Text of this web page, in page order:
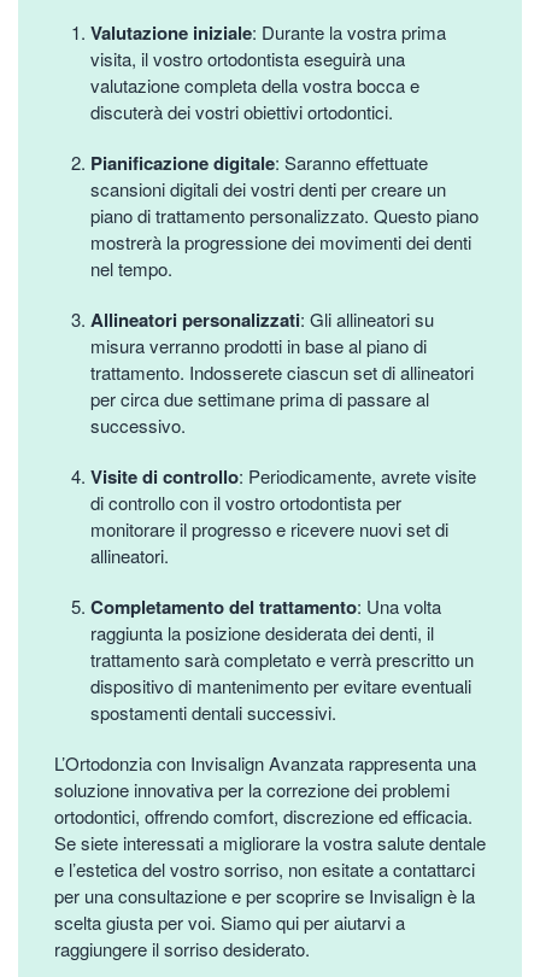
Valutazione iniziale: Durante la vostra prima
visita, il vostro ortodontista eseguirà una
valutazione completa della vostra bocca e
discuterà dei vostri obiettivi ortodontici.
Pianificazione digitale: Saranno effettuate
scansioni digitali dei vostri denti per creare un
piano di trattamento personalizzato. Questo piano
mostrerà la progressione dei movimenti dei denti
nel tempo.
Allineatori personalizzati: Gli allineatori su
misura verranno prodotti in base al piano di
trattamento. Indosserete ciascun set di allineatori
per circa due settimane prima di passare al
successivo.
Visite di controllo: Periodicamente, avrete visite
di controllo con il vostro ortodontista per
monitorare il progresso e ricevere nuovi set di
allineatori.
Completamento del trattamento: Una volta
raggiunta la posizione desiderata dei denti, il
trattamento sarà completato e verrà prescritto un
dispositivo di mantenimento per evitare eventuali
spostamenti dentali successivi.
L’Ortodonzia con Invisalign Avanzata rappresenta una
soluzione innovativa per la correzione dei problemi
ortodontici, offrendo comfort, discrezione ed efficacia.
Se siete interessati a migliorare la vostra salute dentale
e l’estetica del vostro sorriso, non esitate a contattarci
per una consultazione e per scoprire se Invisalign è la
scelta giusta per voi. Siamo qui per aiutarvi a
raggiungere il sorriso desiderato.